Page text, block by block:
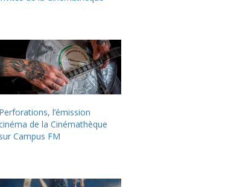
Perforations, l’émission
de la Cinémathèque
sur Campus FM